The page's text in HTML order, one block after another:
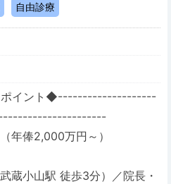
自由診療
ポイント◆--------------------
年俸2,000万円～）
蔵小山駅 徒歩3分）／院長・